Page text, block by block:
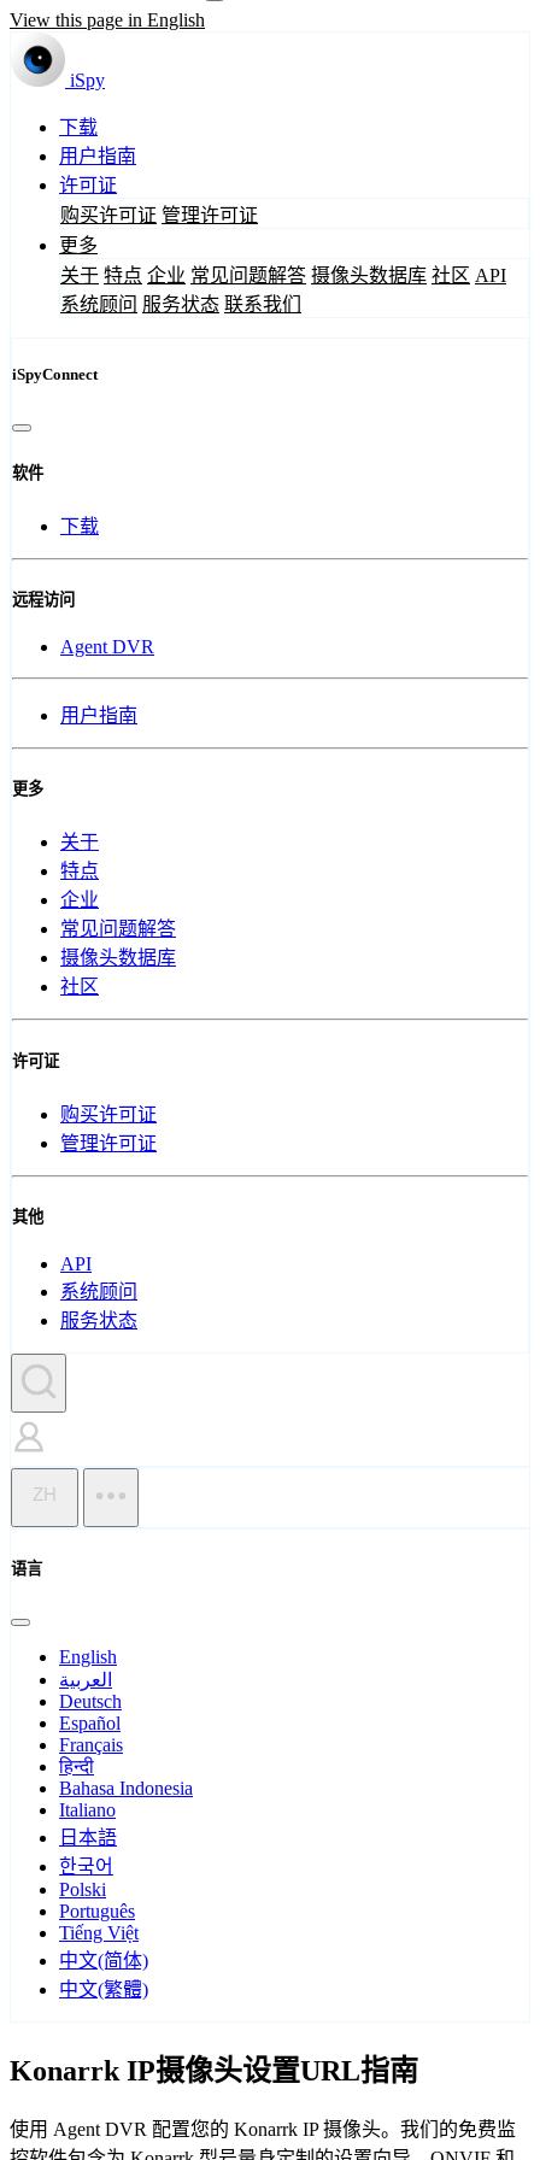
View this page in English
iSpy
下载
用户指南
许可证
购买许可证 管理许可证
更多
关于 特点 企业 常见问题解答 摄像头数据库 社区 API
系统顾问 服务状态 联系我们
iSpyConnect
软件
下载
远程访问
Agent DVR
用户指南
更多
关于
特点
企业
常见问题解答
摄像头数据库
社区
许可证
购买许可证
管理许可证
其他
API
系统顾问
服务状态
ZH
语言
English
العربية
Deutsch
Español
Français
हिन्दी
Bahasa Indonesia
Italiano
日本語
한국어
Polski
Português
Tiếng Việt
中文(简体)
中文(繁體)
Konarrk IP摄像头设置URL指南
使用 Agent DVR 配置您的 Konarrk IP 摄像头。我们的免费监